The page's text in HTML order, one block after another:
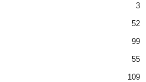
3
52
99
55
109